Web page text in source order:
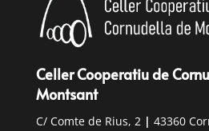
Celler Cooperatiu de
Montsant
C/ Comte de Rius, 2 | 43360